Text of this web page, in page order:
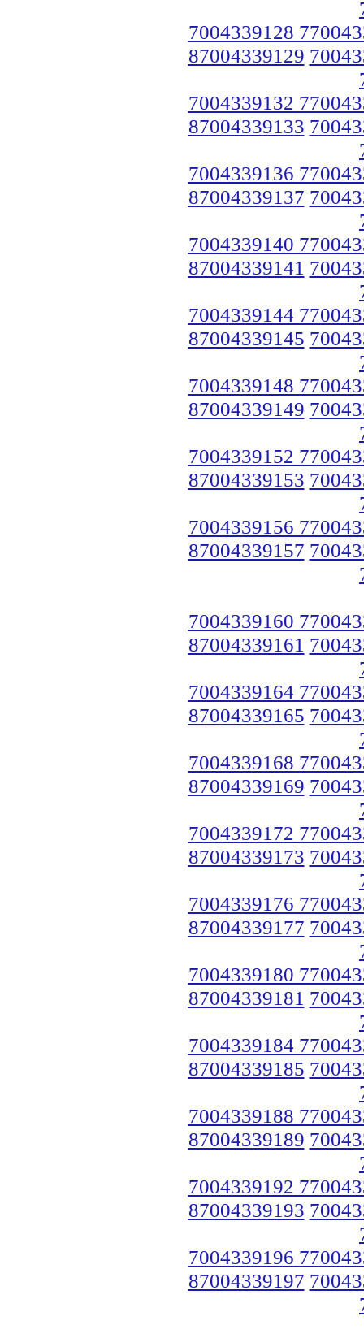
7004339128
87004339129
7004339132
87004339133
7004339136
87004339137
7004339140
87004339141
7004339144
87004339145
7004339148
87004339149
7004339152
87004339153
7004339156
87004339157
7004339160
87004339161
7004339164
87004339165
7004339168
87004339169
7004339172
87004339173
7004339176
87004339177
7004339180
87004339181
7004339184
87004339185
7004339188
87004339189
7004339192
87004339193
7004339196
87004339197